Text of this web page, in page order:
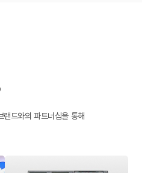
드와의 파트너십을 통해